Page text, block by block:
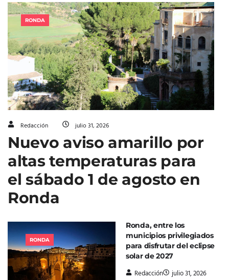
RONDA
Redacción julio 31, 2026
Nuevo aviso amarillo por
altas temperaturas para
el sábado 1 de agosto en
Ronda
RONDA
Ronda, entre los
municipios privilegiados
para disfrutar del eclipse
solar de 2027
Redacción julio 31, 2026